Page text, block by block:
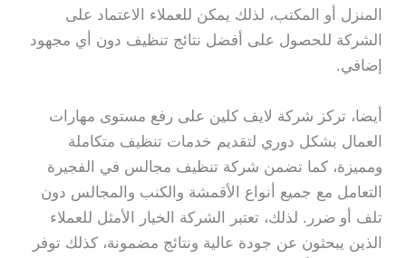
المنزل أو المكتب، لذلك يمكن للعملاء الاعتماد على
الشركة للحصول على أفضل نتائج تنظيف دون أي مجهود
إضافي.
أيضا، تركز شركة لايف كلين على رفع مستوى مهارات
العمال بشكل دوري لتقديم خدمات تنظيف متكاملة
ومميزة، كما تضمن شركة تنظيف مجالس في الفجيرة
التعامل مع جميع أنواع الأقمشة والكنب والمجالس دون
تلف أو ضرر. لذلك، تعتبر الشركة الخيار الأمثل للعملاء
الذين يبحثون عن جودة عالية ونتائج مضمونة، كذلك توفر